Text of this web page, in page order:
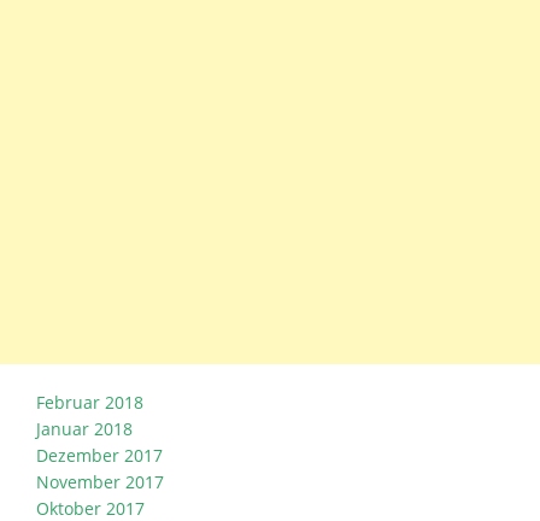
Februar 2018
Januar 2018
Dezember 2017
November 2017
Oktober 2017